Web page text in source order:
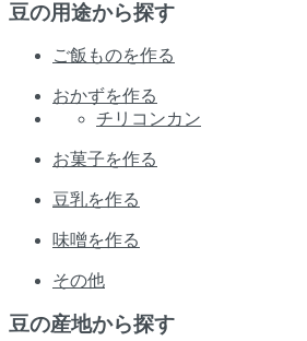
豆の用途から探す
ご飯ものを作る
おかずを作る
チリコンカン
お菓子を作る
豆乳を作る
味噌を作る
その他
豆の産地から探す